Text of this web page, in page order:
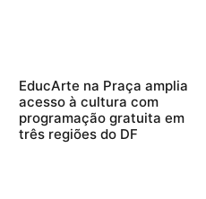
EducArte na Praça amplia
acesso à cultura com
programação gratuita em
três regiões do DF